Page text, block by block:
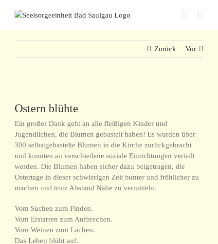
Inhalt
Zurück Vor
Bild
Ostern blühte
Ein großer Dank geht an alle fleißigen Kinder und
Jugendlichen, die Blumen gebastelt haben! Es wurden über
300 selbstgebastelte Blumen in die Kirche zurückgebracht
und konnten an verschiedene soziale Einrichtungen verteilt
werden. Die Blumen haben sicher dazu beigetragen, die
Ostertage in dieser schwierigen Zeit bunter und fröhlicher zu
machen und trotz Abstand Nähe zu vermitteln.
Vom Suchen zum Finden.
Vom Erstarren zum Aufbrechen.
Vom Weinen zum Lachen.
Das Leben blüht auf.